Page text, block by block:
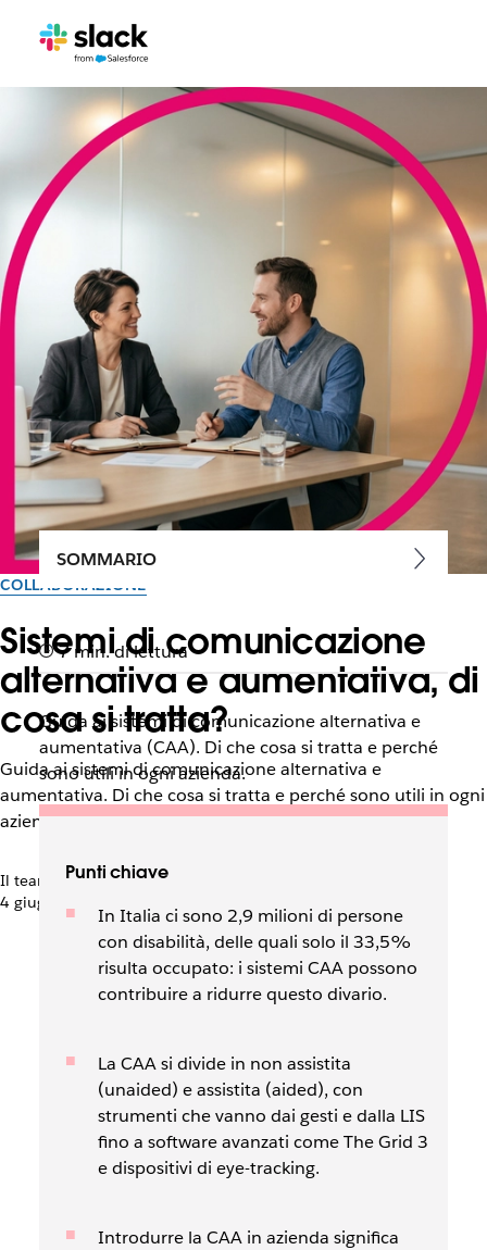
COLLABORAZIONE
Sistemi di comunicazione
alternativa e aumentativa, di
cosa si tratta?
Guida ai sistemi di comunicazione alternativa e
aumentativa. Di che cosa si tratta e perché sono utili in ogni
azienda
Il team di Slack
4 giugno 2025
SOMMARIO
7 min. di lettura
Guida ai sistemi di comunicazione alternativa e
aumentativa (CAA). Di che cosa si tratta e perché
sono utili in ogni azienda.
Punti chiave
In Italia ci sono 2,9 milioni di persone
con disabilità, delle quali solo il 33,5%
risulta occupato: i sistemi CAA possono
contribuire a ridurre questo divario.
La CAA si divide in non assistita
(unaided) e assistita (aided), con
strumenti che vanno dai gesti e dalla LIS
fino a software avanzati come The Grid 3
e dispositivi di eye-tracking.
Introdurre la CAA in azienda significa